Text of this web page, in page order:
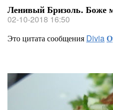
Ленивый Бризоль. Боже
02-10-2018 16:50
Это цитата сообщения Divia